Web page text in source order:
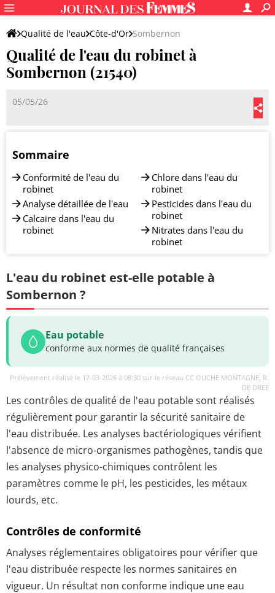
Qualité de l'eau Côte-d'Or Sombernon
Qualité de l'eau du robinet à
Sombernon (21540)
05/05/26
Sommaire
Conformité de l'eau du
robinet
Analyse détaillée de l'eau
Calcaire dans l'eau du
robinet
Chlore dans l'eau du
robinet
Pesticides dans l'eau du
robinet
Nitrates dans l'eau du
robinet
L'eau du robinet est-elle potable à
Sombernon ?
Eau potable
conforme aux normes de qualité françaises
Prélèvement réalisé le 17-03-2026 à 08:30 sur le réseau CC OUCHE MONTAGNE, R.
DE DREE
Les contrôles de qualité de l'eau potable sont réalisés
régulièrement pour garantir la sécurité sanitaire de
l'eau distribuée. Les analyses bactériologiques vérifient
l'absence de micro-organismes pathogènes, tandis que
les analyses physico-chimiques contrôlent les
paramètres comme le pH, les pesticides, les métaux
lourds, etc.
Contrôles de conformité
Analyses réglementaires obligatoires pour vérifier que
l'eau distribuée respecte les normes sanitaires en
vigueur. Un résultat non conforme indique une eau